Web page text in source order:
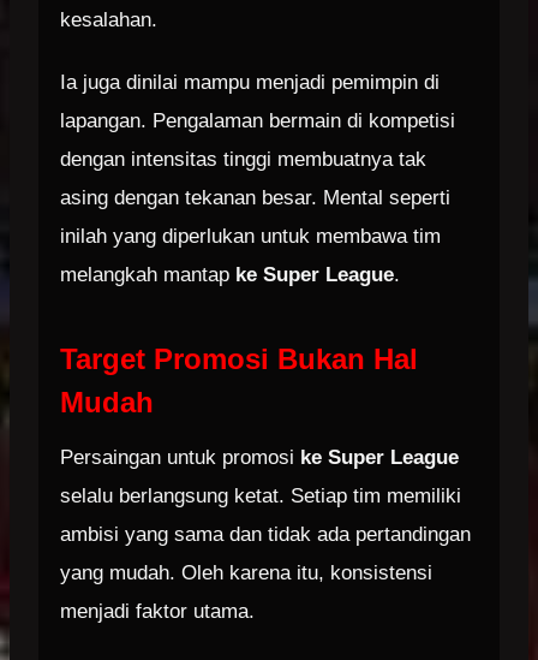
kesalahan.
Ia juga dinilai mampu menjadi pemimpin di
lapangan. Pengalaman bermain di kompetisi
dengan intensitas tinggi membuatnya tak
asing dengan tekanan besar. Mental seperti
inilah yang diperlukan untuk membawa tim
melangkah mantap ke Super League.
Target Promosi Bukan Hal
Mudah
Persaingan untuk promosi ke Super League
selalu berlangsung ketat. Setiap tim memiliki
ambisi yang sama dan tidak ada pertandingan
yang mudah. Oleh karena itu, konsistensi
menjadi faktor utama.